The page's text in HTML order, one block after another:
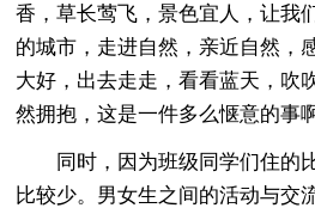
香，草长莺飞，景色宜人，让我
的城市，走进自然，亲近自然，
大好，出去走走，看看蓝天，吹
然拥抱，这是一件多么惬意的事
同时，因为班级同学们住的
比较少。男女生之间的活动与交